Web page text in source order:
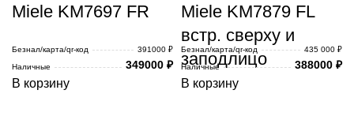
Miele KM7697 FR
Безнал/карта/qr-код
391000 ₽
Наличные
349000 ₽
В корзину
Miele KM7879 FL
встр. сверху и
заподлицо
Безнал/карта/qr-код
435 000 ₽
Наличные
388000 ₽
В корзину